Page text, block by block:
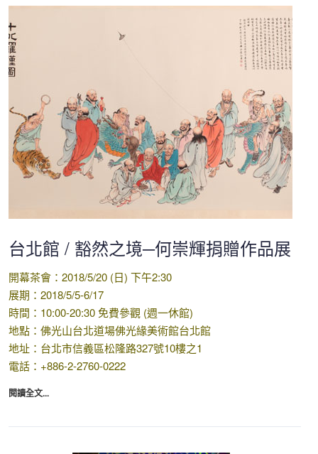
台北館 / 豁然之境─何崇輝捐贈作品展
開幕茶會：2018/5/20 (日) 下午2:30
展期：2018/5/5-6/17
時間：10:00-20:30 免費參觀 (週一休館)
地點：佛光山台北道場佛光緣美術館台北館
地址：台北市信義區松隆路327號10樓之1
電話：+886-2-2760-0222
閱讀全文...